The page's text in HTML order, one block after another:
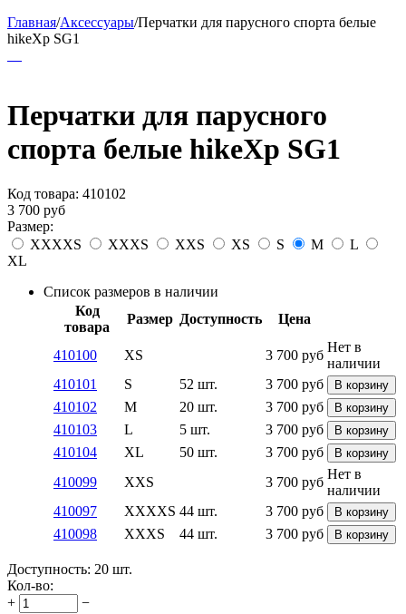
Главная/Аксессуары/Перчатки для парусного спорта белые
hikeXp SG1
Перчатки для парусного
спорта белые hikeXp SG1
Код товара: 410102
3 700 руб
Размер:
XXXXS
XXXS XXS XS S M
L
XL
Список размеров в наличии
Код
товара
Размер Доступность Цена
410100 XS 3 700 руб
Нет в
наличии
410101
S 52 шт. 3 700 руб В корзину
410102 M 20 шт. 3 700 руб В корзину
410103 L 5 шт. 3 700 руб В корзину
410104 XL 50 шт. 3 700 руб В корзину
410099 XXS 3 700 руб
Нет в
наличии
410097
XXXXS 44 шт. 3 700 руб В корзину
410098 XXXS 44 шт. 3 700 руб В корзину
Доступность: 20 шт.
Кол-во:
+
−